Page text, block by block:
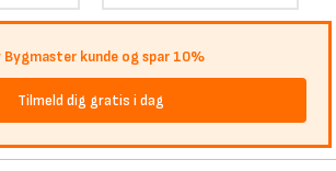
Bygmaster kunde og spar 10%
Tilmeld dig gratis i dag